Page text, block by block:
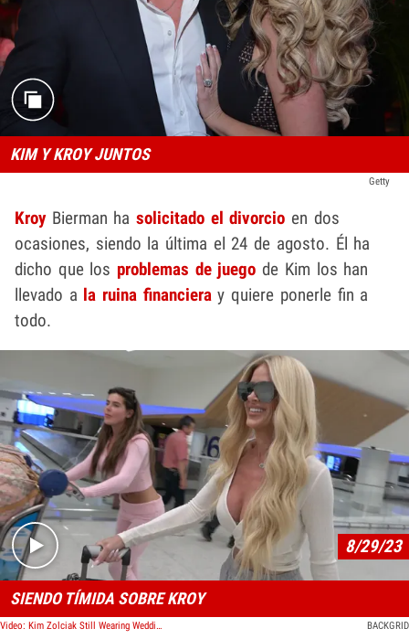
KIM Y KROY JUNTOS
Getty
KroyBierman hasolicitado el divorcio en dos
ocasiones, siendo la última el 24 de agosto. Él ha
dicho que los problemas de juego de Kim los han
llevado a la ruina financieray quiere ponerle fin a
todo.
Play video content
8/29/23
SIENDO TÍMIDA SOBRE KROY
Video: Kim Zolciak Still Wearing Wedding Ring Despite Divorce with Kroy Biermann BACKGRID